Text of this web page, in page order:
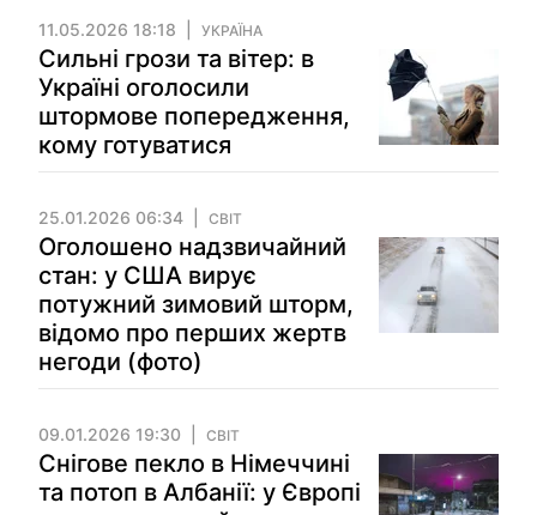
11.05.2026 18:18 УКРАЇНА
Сильні грози та вітер: в
Україні оголосили
штормове попередження,
кому готуватися
25.01.2026 06:34 СВІТ
Оголошено надзвичайний
стан: у США вирує
потужний зимовий шторм,
відомо про перших жертв
негоди (фото)
09.01.2026 19:30 СВІТ
Снігове пекло в Німеччині
та потоп в Албанії: у Європі